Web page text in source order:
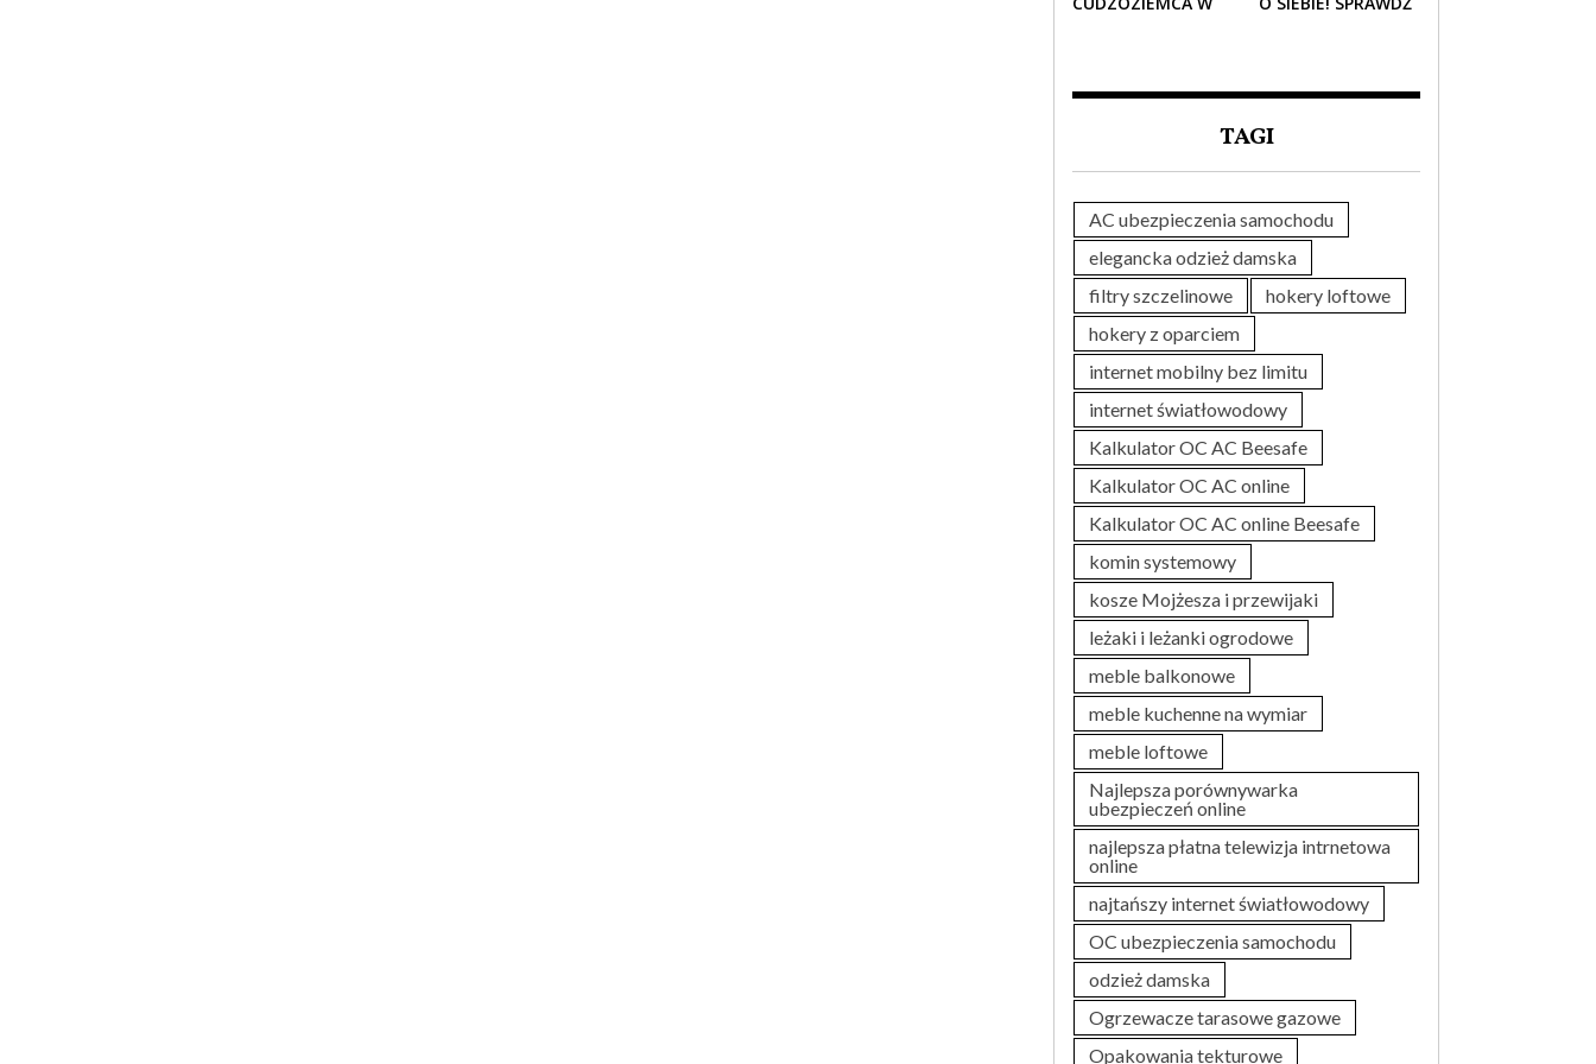
TAGI
AC ubezpieczenia samochodu
elegancka odzież damska
filtry szczelinowe
hokery loftowe
hokery z oparciem
internet mobilny bez limitu
internet światłowodowy
Kalkulator OC AC Beesafe
Kalkulator OC AC online
Kalkulator OC AC online Beesafe
komin systemowy
kosze Mojżesza i przewijaki
leżaki i leżanki ogrodowe
meble balkonowe
meble kuchenne na wymiar
meble loftowe
Najlepsza porównywarka
ubezpieczeń online
najlepsza płatna telewizja intrnetowa
online
najtańszy internet światłowodowy
OC ubezpieczenia samochodu
odzież damska
Ogrzewacze tarasowe gazowe
Opakowania tekturowe